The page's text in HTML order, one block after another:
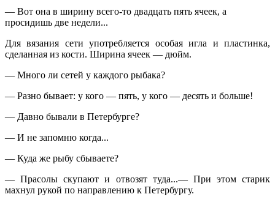
— Вот она в ширину всего-то двадцать пять ячеек, а
просидишь две недели...
Для вязания сети употребляется особая игла и пластинка,
сделанная из кости. Ширина ячеек — дюйм.
— Много ли сетей у каждого рыбака?
— Разно бывает: у кого — пять, у кого — десять и больше!
— Давно бывали в Петербурге?
— И не запомню когда...
— Куда же рыбу сбываете?
— Прасолы скупают и отвозят туда...— При этом старик
махнул рукой по направлению к Петербургу.